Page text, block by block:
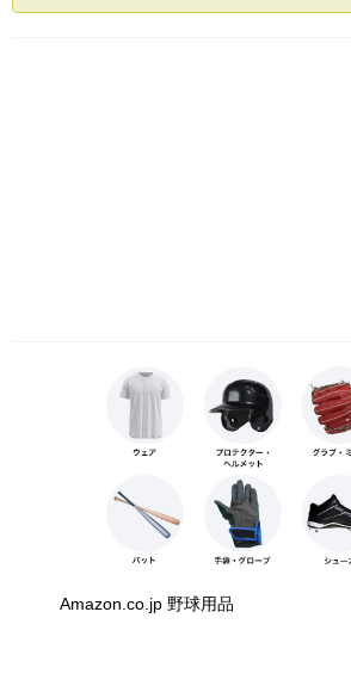
Amazon.co.jp 野球用品